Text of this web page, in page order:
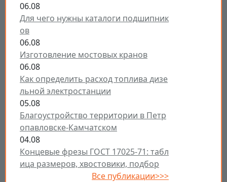
06.08
Для чего нужны каталоги подшипник
ов
06.08
Изготовление мостовых кранов
06.08
Как определить расход топлива дизе
льной электростанции
05.08
Благоустройство территории в Петр
опавловске-Камчатском
04.08
Концевые фрезы ГОСТ 17025-71: табл
ица размеров, хвостовики, подбор
Все публикации>>>